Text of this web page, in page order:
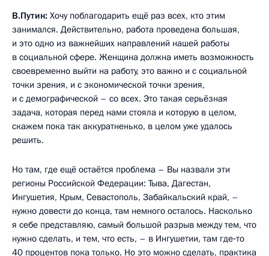
В.Путин: Хочу поблагодарить ещё раз всех, кто этим
занимался. Действительно, работа проведена большая,
и это одно из важнейших направлений нашей работы
в социальной сфере. Женщина должна иметь возможность
своевременно выйти на работу, это важно и с социальной
точки зрения, и с экономической точки зрения,
и с демографической – со всех. Это такая серьёзная
задача, которая перед нами стояла и которую в целом,
скажем пока так аккуратненько, в целом уже удалось
решить.
Но там, где ещё остаётся проблема – Вы назвали эти
регионы Российской Федерации: Тыва, Дагестан,
Ингушетия, Крым, Севастополь, Забайкальский край, –
нужно довести до конца, там немного осталось. Насколько
я себе представляю, самый большой разрыв между тем, что
нужно сделать, и тем, что есть, – в Ингушетии, там где‑то
40 процентов пока только. Но это можно сделать, практика